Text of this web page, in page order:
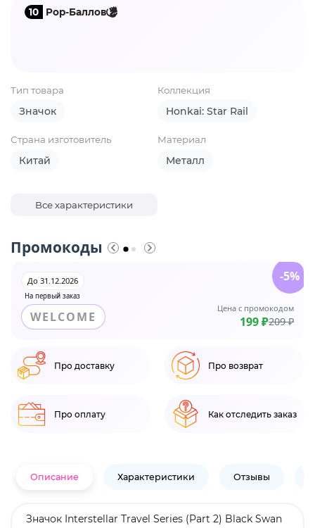
10 Pop-Баллов
Тип товара
Значок
Коллекция
Honkai: Star Rail
Страна изготовитель
Китай
Материал
Металл
Все характеристики
Промокоды
На первый заказ
До 31.12.2026
WELCOME
Цена с промокодом
199 ₽209 ₽
-5%
Про доставку Про возврат
Про оплату Как отследить заказ
Описание Характеристики Отзывы
Значок Interstellar Travel Series (Part 2) Black Swan